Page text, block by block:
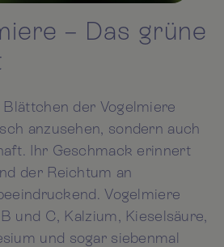
– Das grüne
der Vogelmiere
anzusehen, sondern auch
Ihr Geschmack erinnert
der Reichtum an
Vogelmiere
und C, Kalzium, Kieselsäure,
und sogar siebenmal